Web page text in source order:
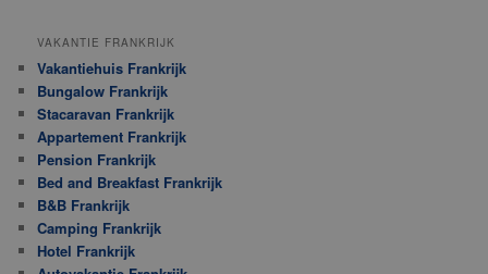
VAKANTIE FRANKRIJK
Vakantiehuis Frankrijk
Bungalow Frankrijk
Stacaravan Frankrijk
Appartement Frankrijk
Pension Frankrijk
Bed and Breakfast Frankrijk
B&B Frankrijk
Camping Frankrijk
Hotel Frankrijk